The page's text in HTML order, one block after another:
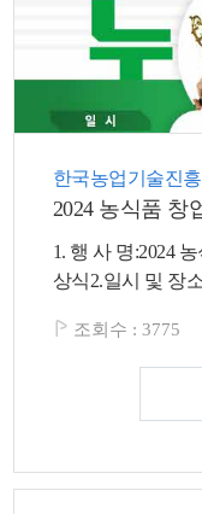
한국농업기술진
2024 농식품 창
1. 행 사 명:2024
상식2.일시 및 장
조회수 : 3775